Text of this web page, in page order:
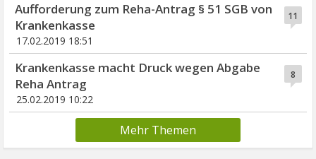
11
Aufforderung zum Reha-Antrag § 51 SGB von
Krankenkasse
17.02.2019 18:51
8
Krankenkasse macht Druck wegen Abgabe
Reha Antrag
25.02.2019 10:22
Mehr Themen